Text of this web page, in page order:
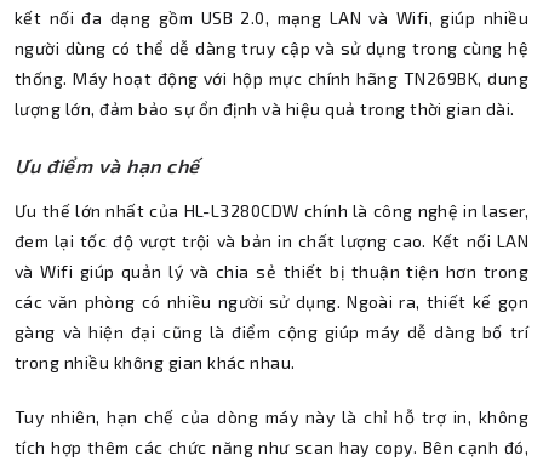
kết nối đa dạng gồm USB 2.0, mạng LAN và Wifi, giúp nhiều
người dùng có thể dễ dàng truy cập và sử dụng trong cùng hệ
thống. Máy hoạt động với hộp mực chính hãng TN269BK, dung
lượng lớn, đảm bảo sự ổn định và hiệu quả trong thời gian dài.
Ưu điểm và hạn chế
Ưu thế lớn nhất của HL-L3280CDW chính là công nghệ in laser,
đem lại tốc độ vượt trội và bản in chất lượng cao. Kết nối LAN
và Wifi giúp quản lý và chia sẻ thiết bị thuận tiện hơn trong
các văn phòng có nhiều người sử dụng. Ngoài ra, thiết kế gọn
gàng và hiện đại cũng là điểm cộng giúp máy dễ dàng bố trí
trong nhiều không gian khác nhau.
Tuy nhiên, hạn chế của dòng máy này là chỉ hỗ trợ in, không
tích hợp thêm các chức năng như scan hay copy. Bên cạnh đó,